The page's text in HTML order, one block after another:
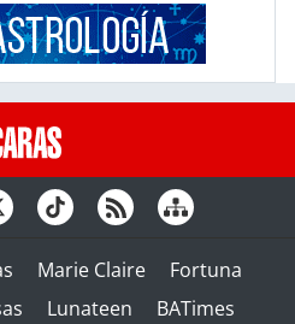
Marie Claire
Fortuna
Lunateen BATimes